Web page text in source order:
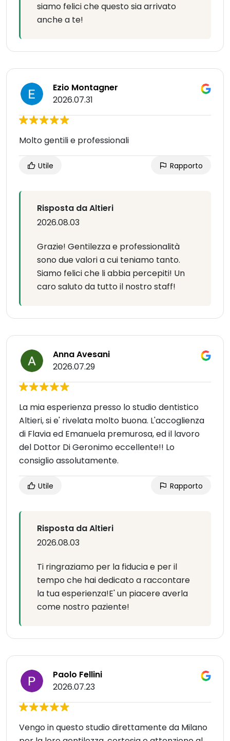
siamo felici che questo sia arrivato
anche a te!
Ezio Montagner
2026.07.31
Molto gentili e professionali
Utile Rapporto
Risposta da Altieri
2026.08.03
Grazie! Gentilezza e professionalità
sono due valori a cui teniamo tanto.
Siamo felici che li abbia percepiti! Un
caro saluto da tutto il nostro staff!
Anna Avesani
2026.07.29
La mia esperienza presso lo studio dentistico
Altieri, si e' rivelata molto buona. L'accoglienza
di Flavia ed Emanuela premurosa, ed il lavoro
del Dottor Di Geronimo eccellente!! Lo
consiglio assolutamente.
Utile Rapporto
Risposta da Altieri
2026.08.03
Ti ringraziamo per la fiducia e per il
tempo che hai dedicato a raccontare
la tua esperienza!E' un piacere averla
come nostro paziente!
Paolo Fellini
2026.07.23
Vengo in questo studio direttamente da Milano